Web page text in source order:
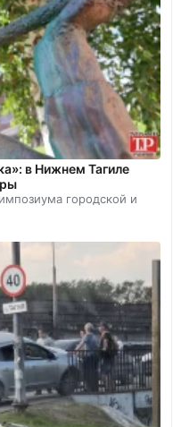
в Нижнем Тагиле
городской и